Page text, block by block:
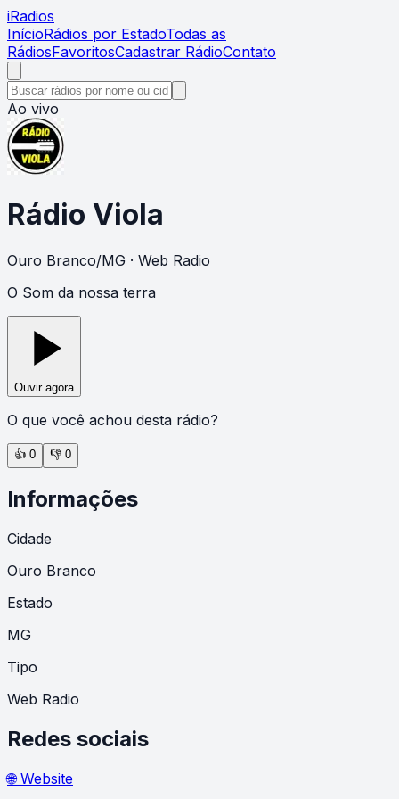
iRadios
InícioRádios por EstadoTodas as
RádiosFavoritosCadastrar RádioContato
Ao vivo
Rádio Viola
Ouro Branco/MG · Web Radio
O Som da nossa terra
Ouvir agora
O que você achou desta rádio?
👍 0 👎 0
Informações
Cidade
Ouro Branco
Estado
MG
Tipo
Web Radio
Redes sociais
🌐 Website